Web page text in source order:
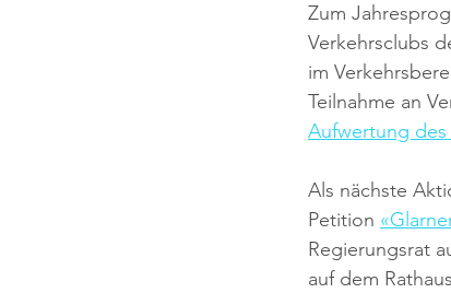
Zum
Verkehrsclubs
im
Teilnahme an
Aufwertung
Als nächste
Petition
Regierungsrat
auf dem